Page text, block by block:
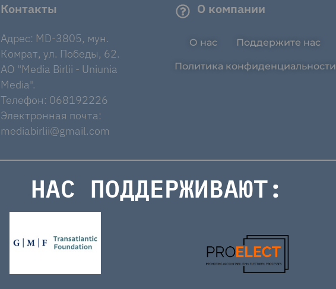
Контакты
Адрес: MD-3805, мун.
Комрат, ул. Победы, 62.
AO "Media Birlii - Uniunia
Media".
Телефон: 068192226
Электронная почта:
mediabirlii@gmail.com
О компании
О нас Поддержите нас
Политика конфиденциальности
НАС ПОДДЕРЖИВАЮТ: